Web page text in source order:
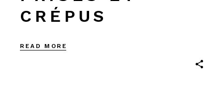
CRÉPUS
READ MORE